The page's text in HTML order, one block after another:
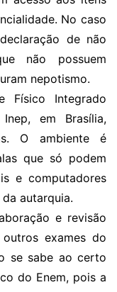
No caso
de não
não possuem
nepotismo.
Físico Integrado
em Brasília,
O ambiente é
que só podem
e computadores
autarquia.
e revisão
exames do
se sabe ao certo
do Enem, pois a